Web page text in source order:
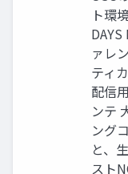
ト環
ァレ
ティ
配信
ンテ
ング
と、
スト